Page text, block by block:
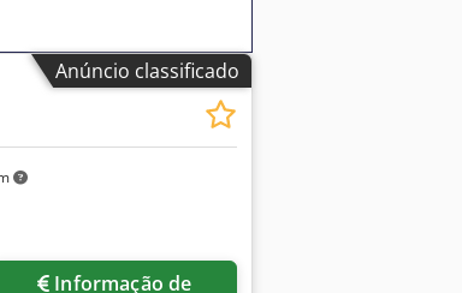
Anúncio classificado